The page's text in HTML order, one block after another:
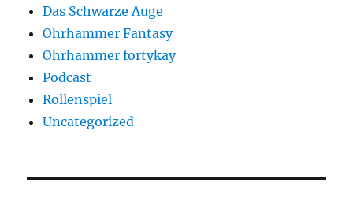
Das Schwarze Auge
Ohrhammer Fantasy
Ohrhammer fortykay
Podcast
Rollenspiel
Uncategorized